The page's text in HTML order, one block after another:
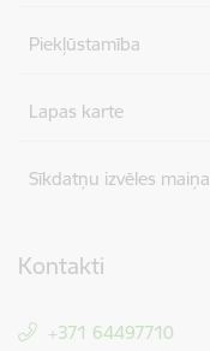
Piekļūstamība
Lapas karte
Sīkdatņu izvēles maiņa
Kontakti
+371 64497710